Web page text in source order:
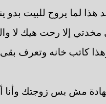
لما يروح للبيت بدو
إلا رحت هيك لا
كاتب خانه وتعرف
مش بس زوجتك